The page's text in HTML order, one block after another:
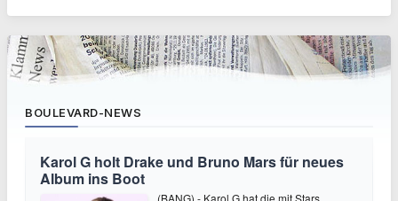
BOULEVARD-NEWS
Karol G holt Drake und Bruno Mars für neues
Album ins Boot
(BANG) - Karol G hat die mit Stars